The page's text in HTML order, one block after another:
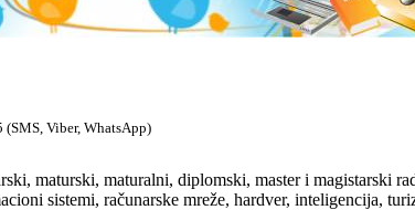
Viber, WhatsApp)
maturski, maturalni, diplomski, master i magistarski
sistemi, računarske mreže, hardver, inteligencija,